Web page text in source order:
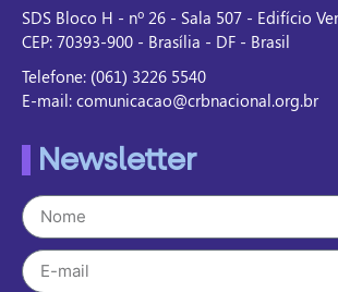
SDS Bloco H - nº 26 - Sala 507 - Edifício
CEP: 70393-900 - Brasília - DF - Brasil
Telefone: (061) 3226 5540
E-mail: comunicacao@crbnacional.org.br
Newsletter